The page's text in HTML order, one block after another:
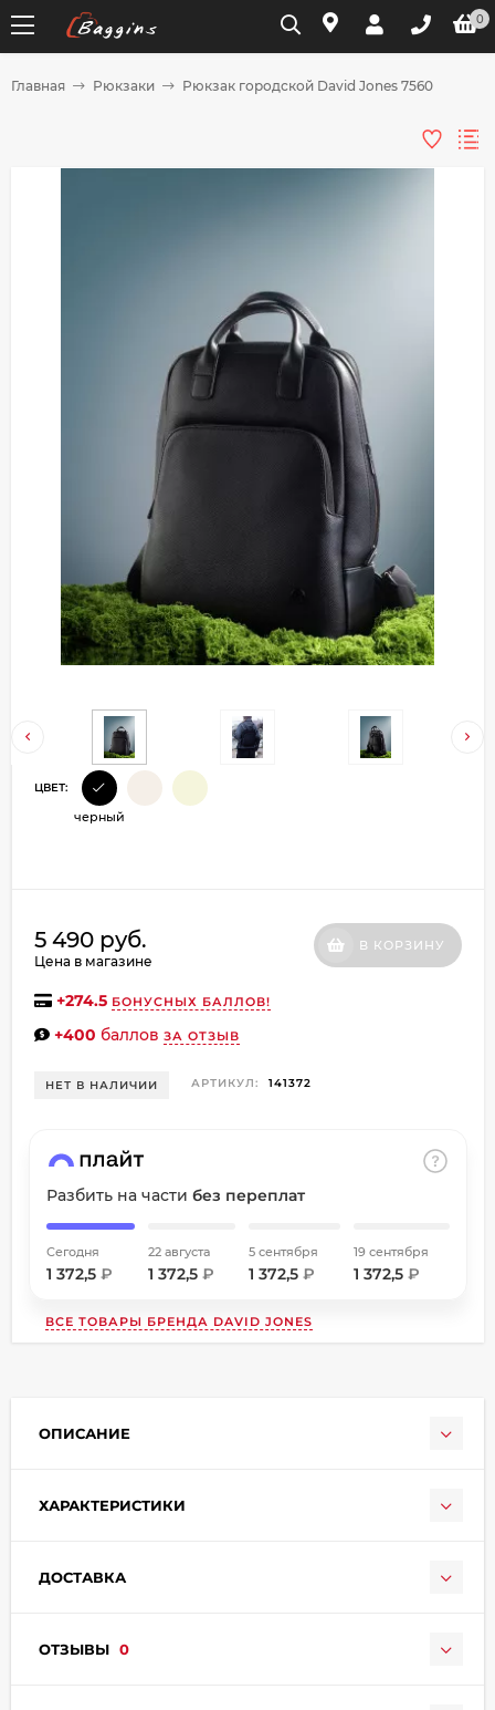
0
Главная Рюкзаки Рюкзак городской David Jones 7560
ЦВЕТ:
черный
5 490 руб.
Цена в магазине
В КОРЗИНУ
+274.5 БОНУСНЫХ БАЛЛОВ!
+400 баллов ЗА ОТЗЫВ
НЕТ В НАЛИЧИИ АРТИКУЛ: 141372
Разбить на части без переплат
Сегодня
1 372,5 ₽
22 августа
1 372,5 ₽
5 сентября
1 372,5 ₽
19 сентября
1 372,5 ₽
ВСЕ ТОВАРЫ БРЕНДА DAVID JONES
ОПИСАНИЕ
ХАРАКТЕРИСТИКИ
ДОСТАВКА
ОТЗЫВЫ 0
Разбейте
График платежей
Добавляйте товары
в корзину
Оплачивайте сегодня только
25% картой любого банка
Получайте товар
выбранный способом
Оставшиеся
об оплате Плайтом
25